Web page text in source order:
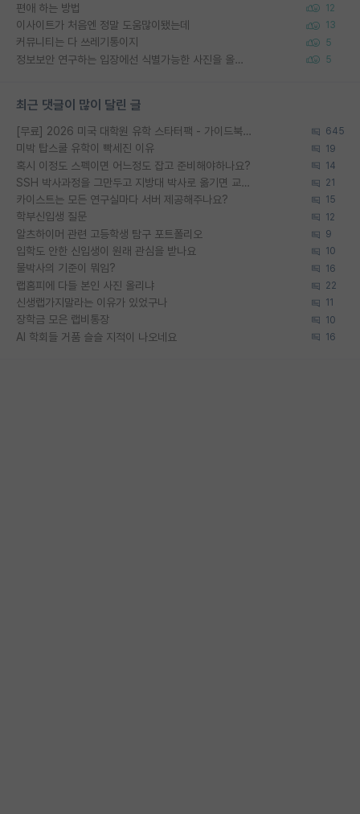
편애 하는 방법 12
이사이트가 처음엔 정말 도움많이됐는데 13
커뮤니티는 다 쓰레기통이지 5
정보보안 연구하는 입장에선 식별가능한 사진을 올리는건 비추이긴함 5
최근 댓글이 많이 달린 글
[무료] 2026 미국 대학원 유학 스타터팩 - 가이드북 & 합격자 컨택메일 템플릿 645
미박 탑스쿨 유학이 빡세진 이유 19
혹시 이정도 스펙이면 어느정도 잡고 준비해야하나요? 14
SSH 박사과정을 그만두고 지방대 박사로 옮기면 교수의 꿈은 끝일까요? 21
카이스트는 모든 연구실마다 서버 제공해주나요? 15
학부신입생 질문 12
알츠하이머 관련 고등학생 탐구 포트폴리오 9
입학도 안한 신입생이 원래 관심을 받나요 10
물박사의 기준이 뭐임? 16
랩홈피에 다들 본인 사진 올리냐 22
신생랩가지말라는 이유가 있었구나 11
장학금 모은 랩비통장 10
AI 학회들 거품 슬슬 지적이 나오네요 16